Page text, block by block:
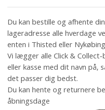
Du kan bestille og afhente
lageradresse alle hverdage
enten i Thisted eller
Vi lægger alle Click &
eller kasse med dit navn på,
det passer dig bedst.
Du kan hente og returnere
åbningsdage